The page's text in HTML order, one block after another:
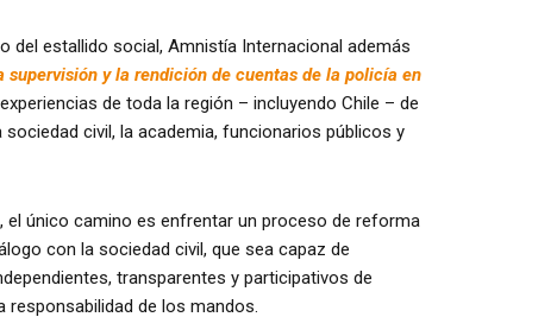
del estallido social, Amnistía Internacional además
y la rendición de cuentas de la policía en
de toda la región – incluyendo Chile – de
civil, la academia, funcionarios públicos y
el único camino es enfrentar un proceso de reforma
con la sociedad civil, que sea capaz de
transparentes y participativos de
de los mandos.